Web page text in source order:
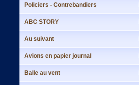
Policiers - Contrebandiers
ABC STORY
Au suivant
Avions en papier journal
Balle au vent